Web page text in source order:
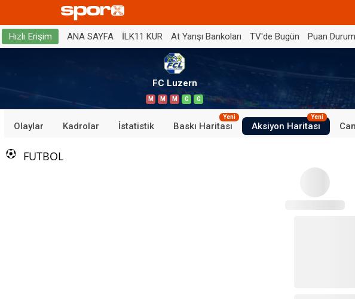
Hızlı Erişim ANA SAYFA İLK11 KUR At Yarışı Bankoları TV'de Bugün Puan
FC Luzern
M M M G G
Olaylar Kadrolar İstatistik Baskı Haritası
Yeni
Aksiyon Haritası
Yeni
FUTBOL